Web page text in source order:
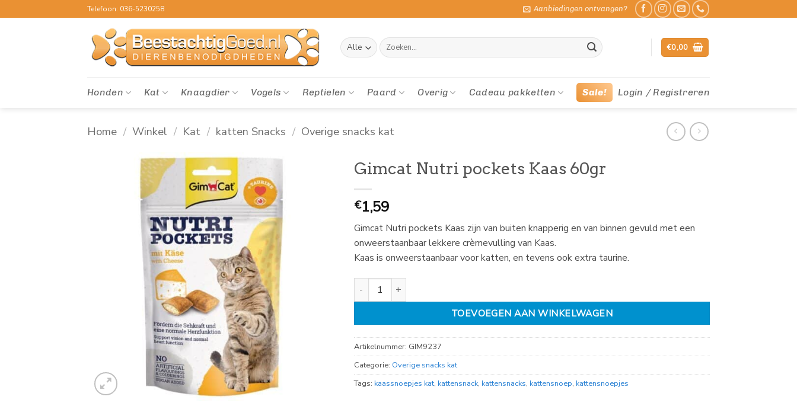
naar
Telefoon: 036-5230258 Aanbiedingen ontvangen?
Zoeken
naar:
€0,00
Honden Kat Knaagdier Vogels Reptielen Paard Overig Cadeau pakketten Sale! Login / Registreren
Home / Winkel / Kat / katten Snacks / Overige snacks kat
Gimcat Nutri pockets Kaas 60gr
€1,59
Gimcat Nutri pockets Kaas zijn van buiten knapperig en van binnen gevuld met een
onweerstaanbaar lekkere crèmevulling van Kaas.
Kaas is onweerstaanbaar voor katten, en tevens ook extra taurine.
Gimcat Nutri pockets Kaas 60gr aantal
TOEVOEGEN AAN WINKELWAGEN
Artikelnummer: GIM9237
Categorie: Overige snacks kat
Tags: kaassnoepjes kat, kattensnack, kattensnacks, kattensnoep, kattensnoepjes